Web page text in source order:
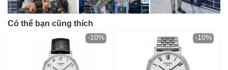
Có thể bạn cũng thích
-10% -10%